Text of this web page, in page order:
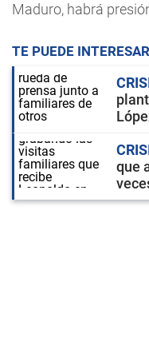
Maduro, habrá
TE PUEDE INTERESAR
que